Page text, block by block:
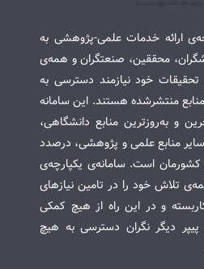
ارائه خدمات علمی-پژوهشی به
محققین، صنعتگران و همه‌ی
خود نیازمند دسترسی به
منتشرشده هستند. این سامانه
و به‌روزترین منابع دانشگاهی،
منابع علمی و پژوهشی، درصدد
کشورمان است. سامانه‌ی یکپارچه‌ی
تلاش خود را در تامین نیازهای
و در این راه از هیچ کمکی
پیپر دیگر نگران دسترسی به هیچ